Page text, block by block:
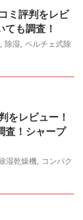
ミ評判をレビ
も調査！
除湿 ペルチェ式除
をレビュー！
査！シャープ
湿乾燥機
コンパク